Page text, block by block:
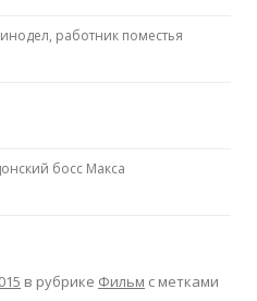
работник поместья
босс Макса
в рубрике Фильм с метками